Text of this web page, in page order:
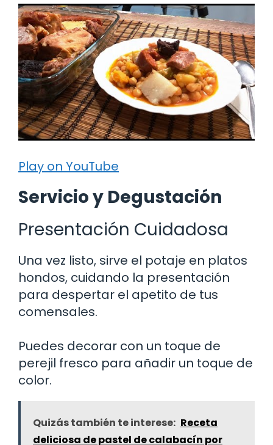
Play on YouTube
Servicio y Degustación
Presentación Cuidadosa
Una vez listo, sirve el potaje en platos
hondos, cuidando la presentación
para despertar el apetito de tus
comensales.
Puedes decorar con un toque de
perejil fresco para añadir un toque de
color.
Quizás también te interese: Receta
deliciosa de pastel de calabacín por